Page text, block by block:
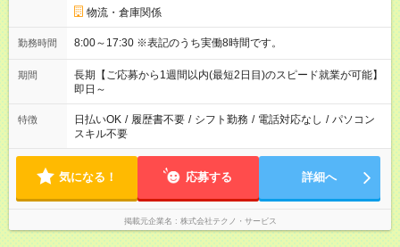
物流・倉庫関係
勤務時間 8:00～17:30 ※表記のうち実働8時間です。
期間
長期【ご応募から1週間以内(最短2日目)のスピード就業が可能】
即日～
特徴 日払いOK / 履歴書不要 / シフト勤務 / 電話対応なし / パソコン
スキル不要
気になる！ 応募する 詳細へ
掲載元企業名 株式会社テクノ・サービス